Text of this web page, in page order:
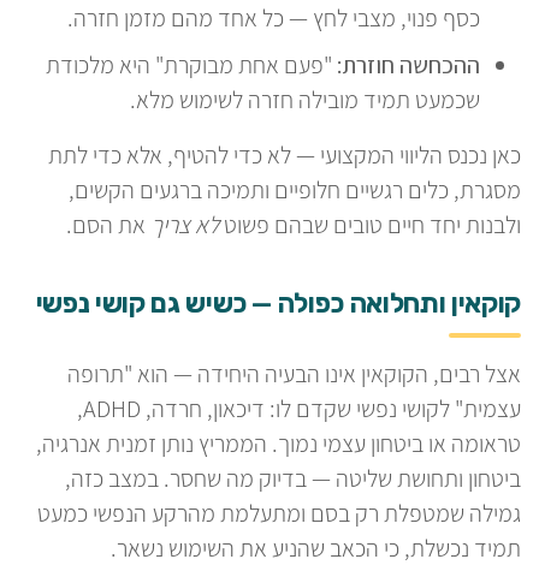
כסף פנוי, מצבי לחץ — כל אחד מהם מזמן חזרה.
ההכחשה חוזרת: "פעם אחת מבוקרת" היא מלכודת
שכמעט תמיד מובילה חזרה לשימוש מלא.
כאן נכנס הליווי המקצועי — לא כדי להטיף, אלא כדי לתת
מסגרת, כלים רגשיים חלופיים ותמיכה ברגעים הקשים,
ולבנות יחד חיים טובים שבהם פשוטלא צריך את הסם.
קוקאין ותחלואה כפולה — כשיש גם קושי נפשי
אצל רבים, הקוקאין אינו הבעיה היחידה — הוא "תרופה
עצמית" לקושי נפשי שקדם לו: דיכאון, חרדה, ADHD,
טראומה או ביטחון עצמי נמוך. הממריץ נותן זמנית אנרגיה,
ביטחון ותחושת שליטה — בדיוק מה שחסר. במצב כזה,
גמילה שמטפלת רק בסם ומתעלמת מהרקע הנפשי כמעט
תמיד נכשלת, כי הכאב שהניע את השימוש נשאר.